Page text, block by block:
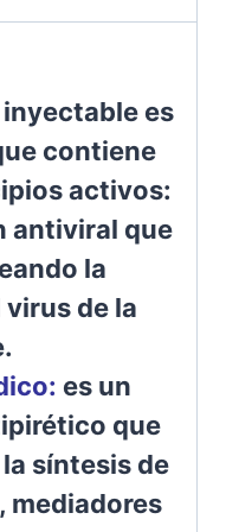
inyectable es
contiene
activos:
antiviral que
la
de la
es un
que
síntesis de
mediadores